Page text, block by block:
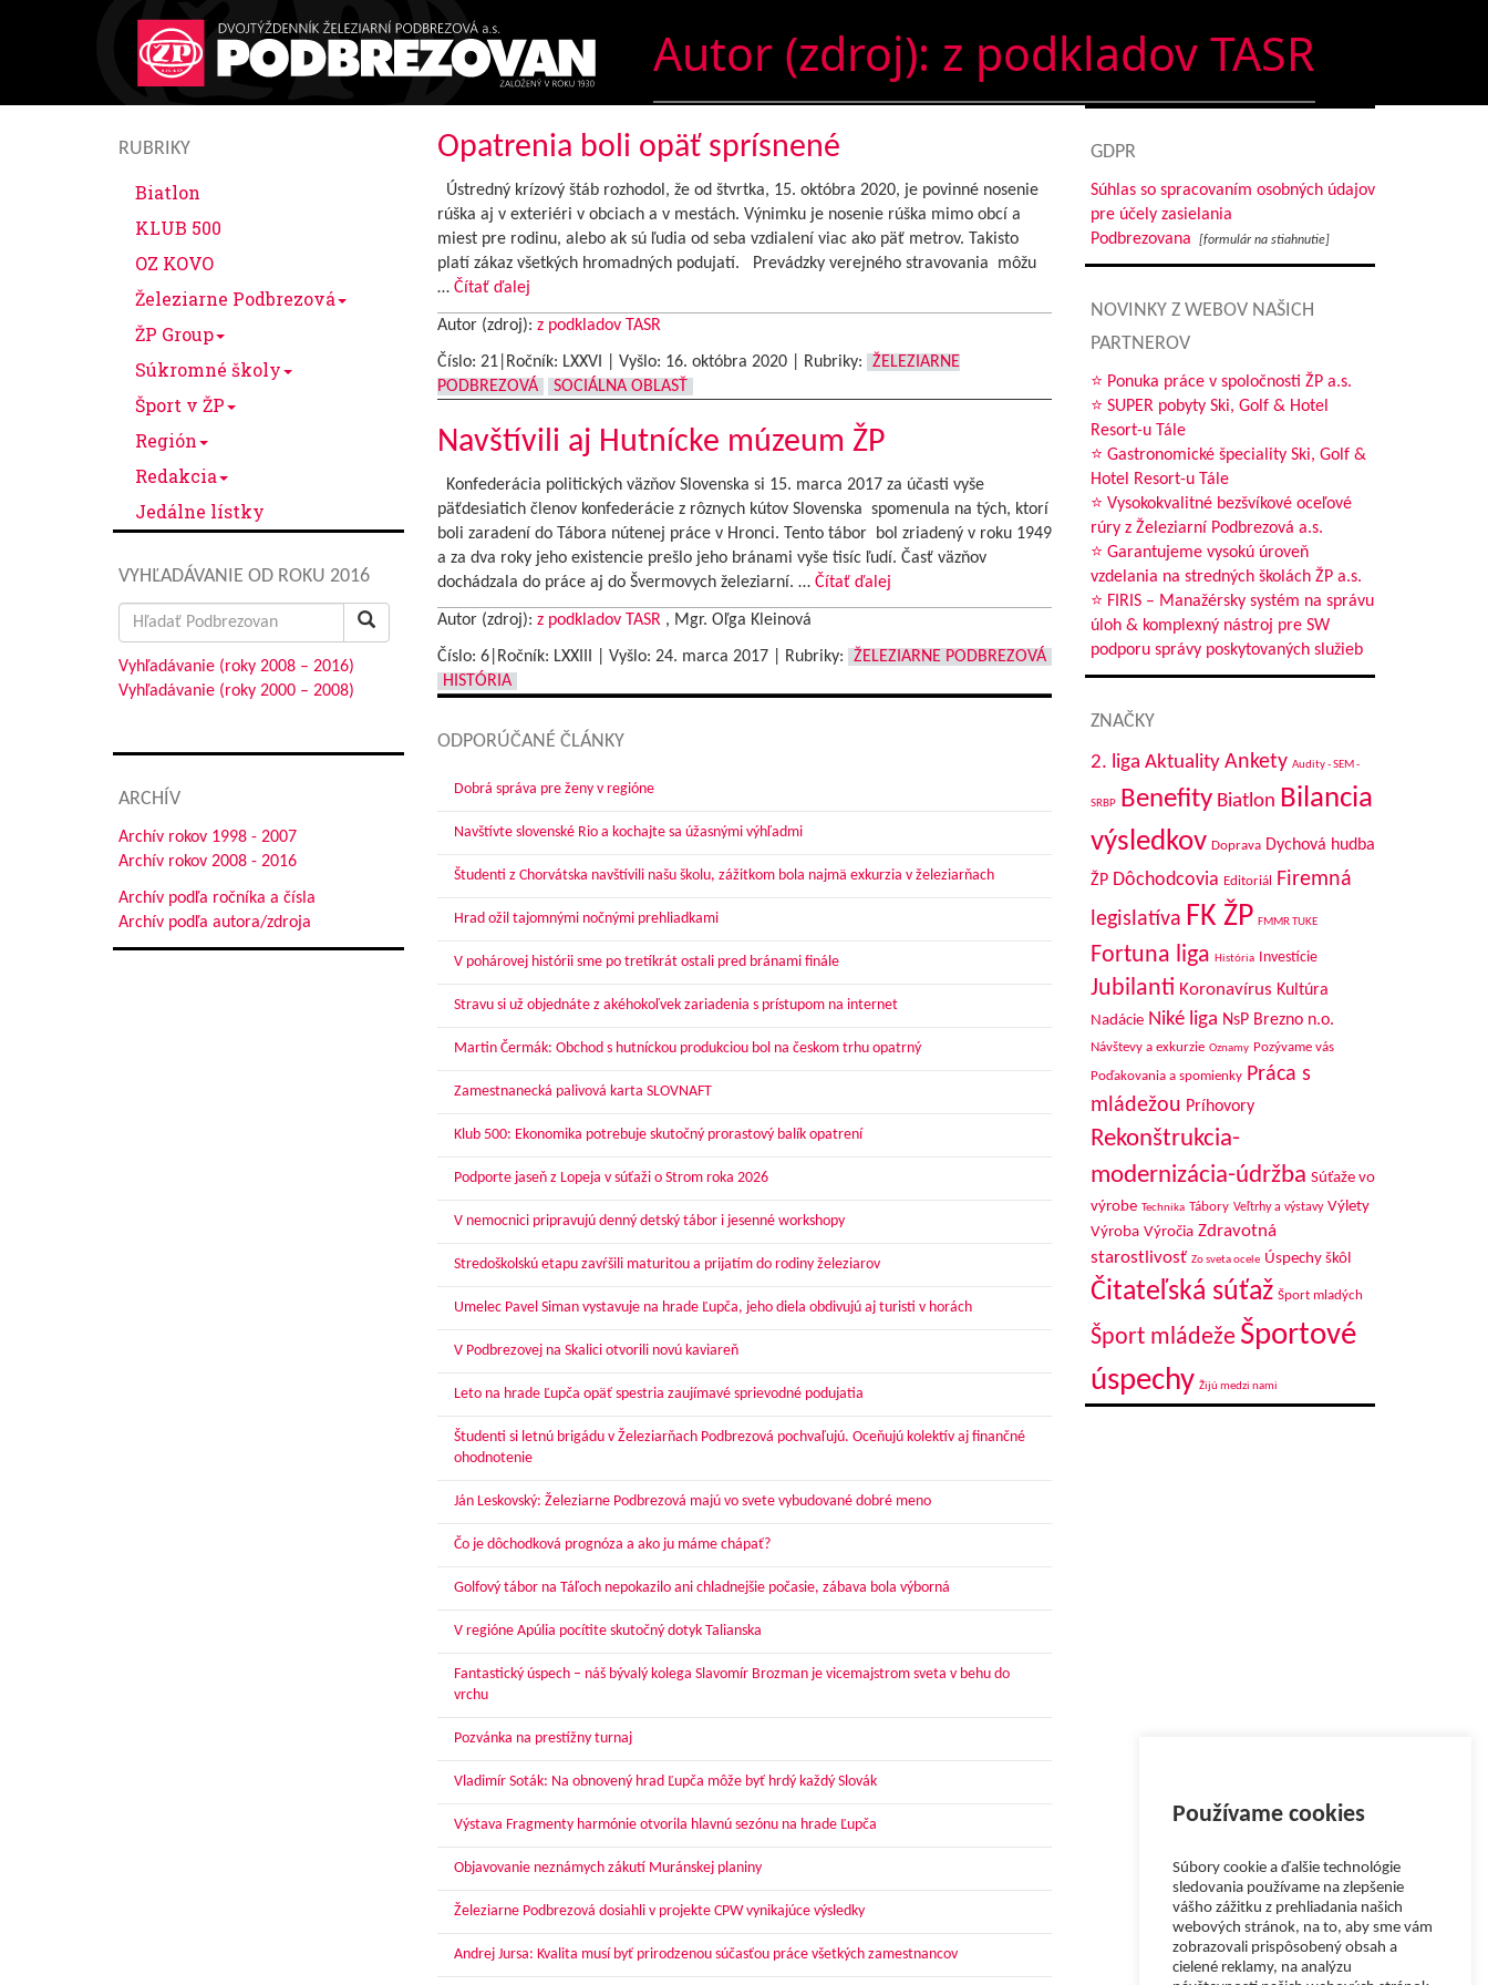
Autor (zdroj): z podkladov TASR
RUBRIKY
Biatlon
KLUB 500
OZ KOVO
Železiarne Podbrezová
ŽP Group
Súkromné školy
Šport v ŽP
Región
Redakcia
Jedálne lístky
VYHĽADÁVANIE OD ROKU 2016
Search
for:
Vyhľadávanie (roky 2008 – 2016)
Vyhľadávanie (roky 2000 – 2008)
ARCHÍV
Archív rokov 1998 - 2007
Archív rokov 2008 - 2016
Archív podľa ročníka a čísla
Archív podľa autora/zdroja
Opatrenia boli opäť sprísnené
Ústredný krízový štáb rozhodol, že od štvrtka, 15. októbra 2020, je povinné nosenie
rúška aj v exteriéri v obciach a v mestách. Výnimku je nosenie rúška mimo obcí a
miest pre rodinu, alebo ak sú ľudia od seba vzdialení viac ako päť metrov. Takisto
platí zákaz všetkých hromadných podujatí. Prevádzky verejného stravovania môžu
… Čítať ďalej
Autor (zdroj): z podkladov TASR
Číslo: 21|Ročník: LXXVI | Vyšlo: 16. októbra 2020| Rubriky:
ŽELEZIARNE
PODBREZOVÁ
SOCIÁLNA OBLASŤ
Navštívili aj Hutnícke múzeum ŽP
Konfederácia politických väzňov Slovenska si 15. marca 2017 za účasti vyše
päťdesiatich členov konfederácie z rôznych kútov Slovenska spomenula na tých, ktorí
boli zaradení do Tábora nútenej práce v Hronci. Tento tábor bol zriadený v roku 1949
a za dva roky jeho existencie prešlo jeho bránami vyše tisíc ľudí. Časť väzňov
dochádzala do práce aj do Švermovych železiarní. … Čítať ďalej
Autor (zdroj): z podkladov TASR, Mgr. Oľga Kleinová
Číslo: 6|Ročník: LXXIII | Vyšlo: 24. marca 2017| Rubriky:
ŽELEZIARNE PODBREZOVÁ
HISTÓRIA
ODPORÚČANÉ ČLÁNKY
Dobrá správa pre ženy v regióne
Navštívte slovenské Rio a kochajte sa úžasnými výhľadmi
Študenti z Chorvátska navštívili našu školu, zážitkom bola najmä exkurzia v železiarňach
Hrad ožil tajomnými nočnými prehliadkami
V pohárovej histórii sme po tretíkrát ostali pred bránami finále
Stravu si už objednáte z akéhokoľvek zariadenia s prístupom na internet
Martin Čermák: Obchod s hutníckou produkciou bol na českom trhu opatrný
Zamestnanecká palivová karta SLOVNAFT
Klub 500: Ekonomika potrebuje skutočný prorastový balík opatrení
Podporte jaseň z Lopeja v súťaži o Strom roka 2026
V nemocnici pripravujú denný detský tábor i jesenné workshopy
Stredoškolskú etapu zavŕšili maturitou a prijatím do rodiny železiarov
Umelec Pavel Siman vystavuje na hrade Ľupča, jeho diela obdivujú aj turisti v horách
V Podbrezovej na Skalici otvorili novú kaviareň
Leto na hrade Ľupča opäť spestria zaujímavé sprievodné podujatia
Študenti si letnú brigádu v Železiarňach Podbrezová pochvaľujú. Oceňujú kolektív aj finančné
ohodnotenie
Ján Leskovský: Železiarne Podbrezová majú vo svete vybudované dobré meno
Čo je dôchodková prognóza a ako ju máme chápať?
Golfový tábor na Táľoch nepokazilo ani chladnejšie počasie, zábava bola výborná
V regióne Apúlia pocítite skutočný dotyk Talianska
Fantastický úspech – náš bývalý kolega Slavomír Brozman je vicemajstrom sveta v behu do
vrchu
Pozvánka na prestížny turnaj
Vladimír Soták: Na obnovený hrad Ľupča môže byť hrdý každý Slovák
Výstava Fragmenty harmónie otvorila hlavnú sezónu na hrade Ľupča
Objavovanie neznámych zákutí Muránskej planiny
Železiarne Podbrezová dosiahli v projekte CPW vynikajúce výsledky
Andrej Jursa: Kvalita musí byť prirodzenou súčasťou práce všetkých zamestnancov
GDPR
Súhlas so spracovaním osobných údajov
pre účely zasielania
Podbrezovana
[formulár na stiahnutie]
NOVINKY Z WEBOV NAŠICH
PARTNEROV
⭐ Ponuka práce v spoločnosti ŽP a.s.
⭐ SUPER pobyty Ski, Golf & Hotel
Resort-u Tále
⭐ Gastronomické špeciality Ski, Golf &
Hotel Resort-u Tále
⭐ Vysokokvalitné bezšvíkové oceľové
rúry z Železiarní Podbrezová a.s.
⭐ Garantujeme vysokú úroveň
vzdelania na stredných školách ŽP a.s.
⭐ FIRIS – Manažérsky systém na správu
úloh & komplexný nástroj pre SW
podporu správy poskytovaných služieb
ZNAČKY
2. liga Aktuality Ankety Audity - SEM -
SRBP Benefity Biatlon Bilancia
výsledkov Doprava Dychová hudba
ŽP Dôchodcovia Editoriál
Firemná
legislatíva FK ŽP FMMR TUKE
Fortuna liga História Investície
Jubilanti Koronavírus Kultúra
Nadácie Niké liga NsP Brezno n.o.
Návštevy a exkurzie Oznamy Pozývame vás
Poďakovania a spomienky Práca s
mládežou Príhovory
Rekonštrukcia-
modernizácia-údržba Súťaže vo
výrobe Technika Tábory Veľtrhy a výstavy Výlety
Výroba Výročia Zdravotná
starostlivosť Zo sveta ocele Úspechy škôl
Čitateľská súťaž Šport mladých
Šport mládeže Športové
úspechy Žijú medzi nami
Používame cookies
Súbory cookie a ďalšie technológie
sledovania používame na zlepšenie
vášho zážitku z prehliadania našich
webových stránok, na to, aby sme vám
zobrazovali prispôsobený obsah a
cielené reklamy, na analýzu